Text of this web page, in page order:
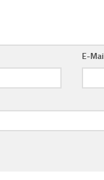
E-